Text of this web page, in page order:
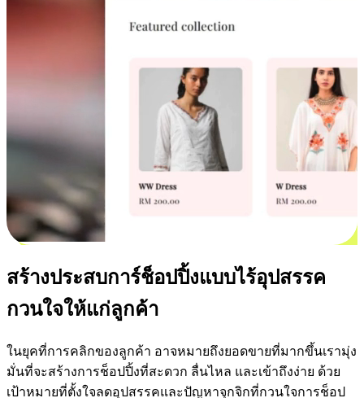
สร้างประสบการ์ช็อปปิ้งแบบไร้อุปสรรค
กวนใจให้แก่ลูกค้า
ในยุคที่การคลิกของลูกค้า อาจหมายถึงยอดขายที่มากขึ้นเรามุ่ง
มั่นที่จะสร้างการช็อปปิ้งที่สะดวก ลื่นไหล และเข้าถึงง่าย ด้วย
เป้าหมายที่ตั้งใจลดอุปสรรคและปัญหาจุกจิกที่กวนใจการช็อป